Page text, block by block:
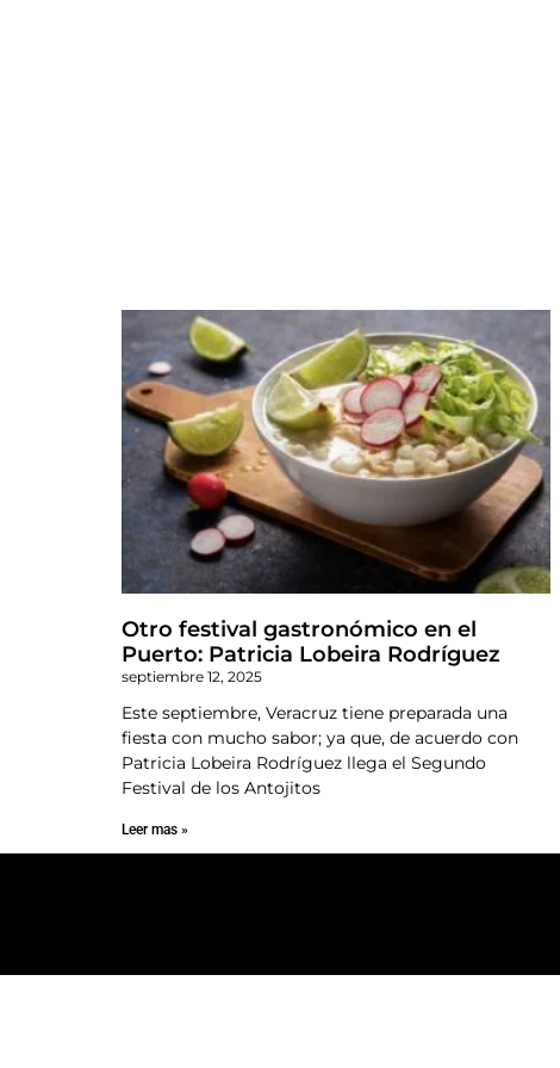
Otro festival gastronómico en el
Puerto: Patricia Lobeira Rodríguez
septiembre 12, 2025
Este septiembre, Veracruz tiene preparada una
fiesta con mucho sabor; ya que, de acuerdo con
Patricia Lobeira Rodríguez llega el Segundo
Festival de los Antojitos
Leer mas »